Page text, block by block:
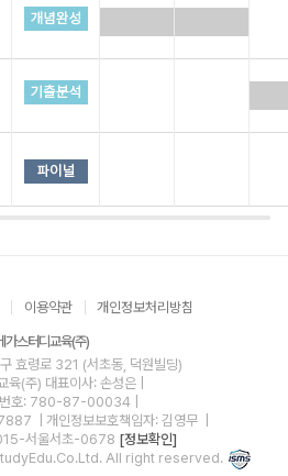
이용약관 개인정보처리방침
가스터디교육(주)
효령로 321 (서초동, 덕원빌딩)
육(주) 대표이사: 손성은 |
번호: 780-87-00034
| 개인정보보호책임자: 김영무
서울서초-0678 [정보확인]
All right reserved.